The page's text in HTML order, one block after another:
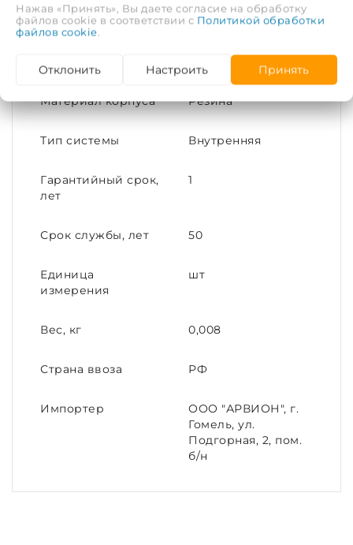
Максимальная
Материал корпуса Резина
Тип системы Внутренняя
Гарантийный срок,
лет
1
Срок службы, лет 50
Единица
измерения
шт
Вес, кг 0,008
Страна ввоза РФ
Импортер
ООО "АРВИОН", г.
Гомель, ул.
Подгорная, 2, пом.
б/н
Нажав «Принять», Вы даете согласие на обработку
файлов cookie в соответствии с Политикой обработки
файлов cookie.
Отклонить Настроить Принять